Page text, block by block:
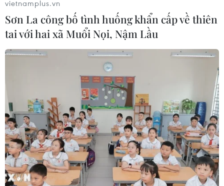
vietnamplus.vn
Sơn La công bố tình huống khẩn cấp về thiên
tai với hai xã Muổi Nọi, Nậm Lầu